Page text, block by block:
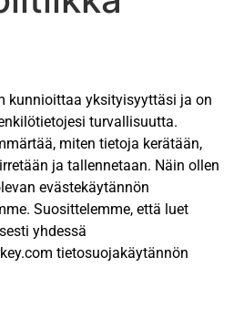
kunnioittaa yksityisyyttäsi ja on
turvallisuutta.
miten tietoja kerätään,
ja tallennetaan. Näin ollen
evästekäytännön
Suosittelemme, että luet
yhdessä
tietosuojakäytännön